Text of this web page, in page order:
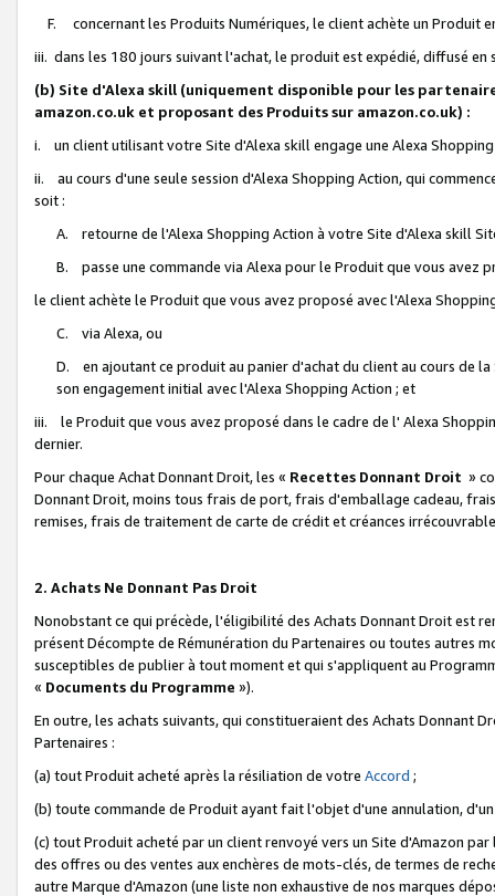
F. concernant les Produits Numériques, le client achète un Produit
iii. dans les 180 jours suivant l'achat, le produit est expédié, diffusé
(b) Site d'Alexa skill (uniquement disponible pour les
amazon.co.uk et proposant des Produits sur amazon.co.uk) :
i. un client utilisant votre Site d'Alexa skill engage une Alexa
ii. au cours d'une seule session d'Alexa Shopping Action, qui
soit :
A. retourne de l'Alexa Shopping Action à votre Site d'Alexa skill
B. passe une commande via Alexa pour le Produit que vous avez
le client achète le Produit que vous avez proposé avec l'Alexa
C. via Alexa, ou
D. en ajoutant ce produit au panier d'achat du client au cours de
son engagement initial avec l'Alexa Shopping Action ; et
iii. le Produit que vous avez proposé dans le cadre de l' Alexa
dernier.
Pour chaque Achat Donnant Droit, les « Recettes Donnant Droit »
Donnant Droit, moins tous frais de port, frais d'emballage cadeau,
remises, frais de traitement de carte de crédit et créances
2. Achats Ne Donnant Pas Droit
Nonobstant ce qui précède, l'éligibilité des Achats Donnant Droit est
présent Décompte de Rémunération du Partenaires ou toutes autres
susceptibles de publier à tout moment et qui s'appliquent au
« Documents du Programme »).
En outre, les achats suivants, qui constitueraient des Achats Donnant
Partenaires :
(a) tout Produit acheté après la résiliation de votre Accord ;
(b) toute commande de Produit ayant fait l'objet d'une annulation,
(c) tout Produit acheté par un client renvoyé vers un Site d'Amazon
des offres ou des ventes aux enchères de mots-clés, de termes de
autre Marque d'Amazon (une liste non exhaustive de nos marques